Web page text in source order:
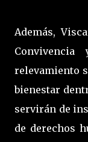
Además,
relevamiento
bienestar
servirán de
de derechos